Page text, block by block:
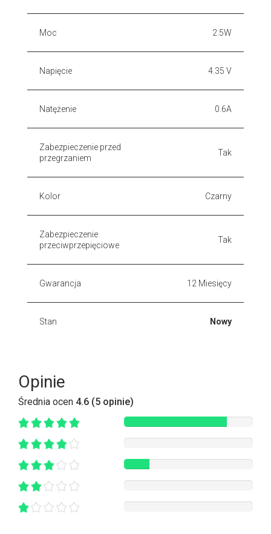
Moc 2.5W
Napięcie 4.35 V
Natężenie 0.6A
Zabezpieczenie przed
przegrzaniem
Tak
Kolor Czarny
Zabezpieczenie
przeciwprzepięciowe
Tak
Gwarancja 12 Miesięcy
Stan Nowy
Opinie
Średnia ocen 4.6 (5 opinie)